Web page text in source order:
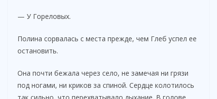
— У Гореловых.
Полина сорвалась с места прежде, чем Глеб успел ее
остановить.
Она почти бежала через село, не замечая ни грязи
под ногами, ни криков за спиной. Сердце колотилось